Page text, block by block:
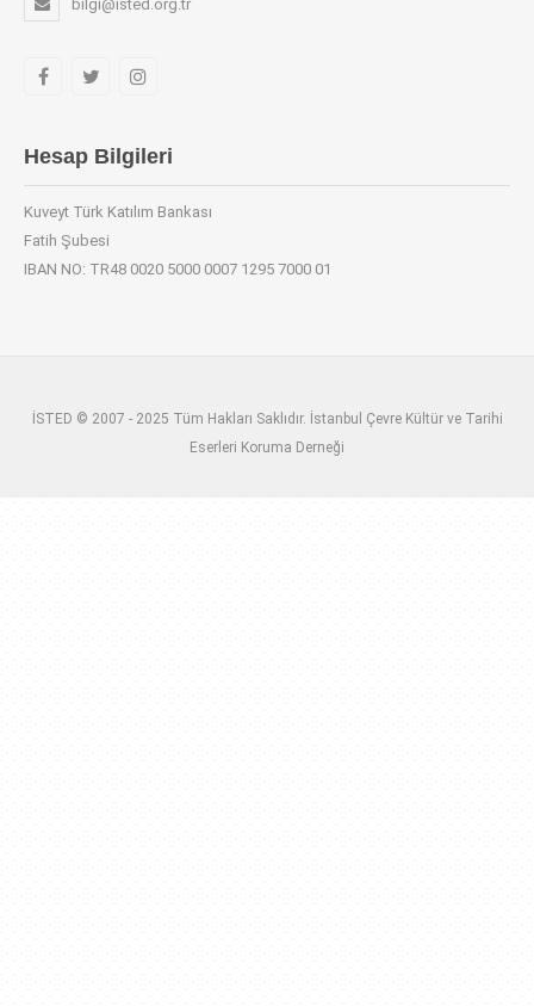
bilgi@isted.org.tr
Hesap Bilgileri
Kuveyt Türk Katılım Bankası
Fatih Şubesi
IBAN NO: TR48 0020 5000 0007 1295 7000 01
İSTED © 2007 - 2025 Tüm Hakları Saklıdır. İstanbul Çevre Kültür ve Tarihi
Eserleri Koruma Derneği